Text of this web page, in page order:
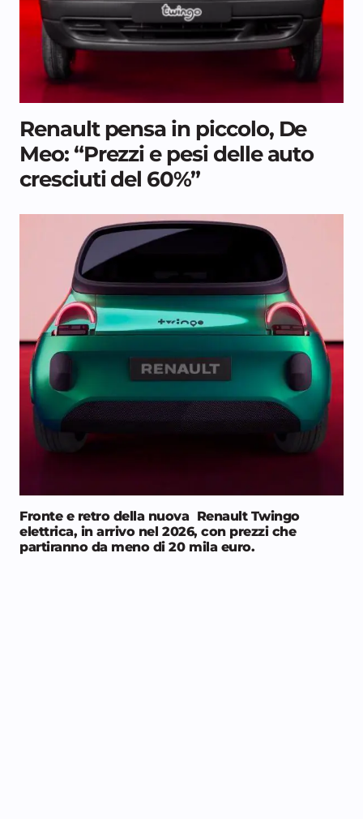
Renault pensa in piccolo, De
Meo: “Prezzi e pesi delle auto
cresciuti del 60%”
Fronte e retro della nuova Renault Twingo
elettrica, in arrivo nel 2026, con prezzi che
partiranno da meno di 20 mila euro.